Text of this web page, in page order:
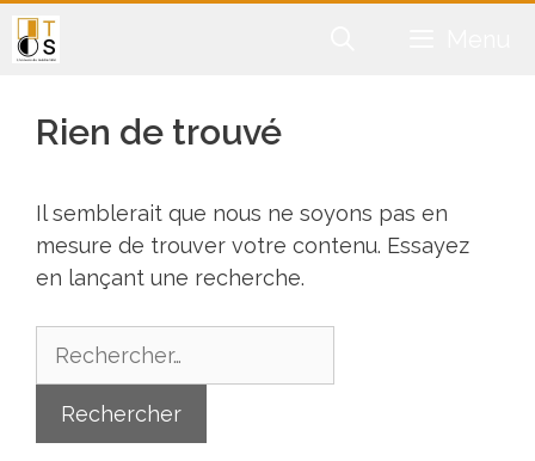
Aller
au
Rien de trouvé
Il semblerait que nous ne soyons pas en
mesure de trouver votre contenu. Essayez
en lançant une recherche.
Rechercher :